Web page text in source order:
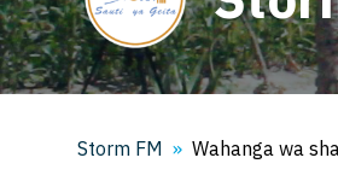
Storm FM Wahanga wa